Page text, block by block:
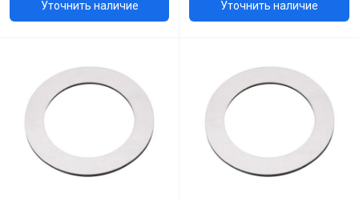
Уточнить наличие Уточнить наличие